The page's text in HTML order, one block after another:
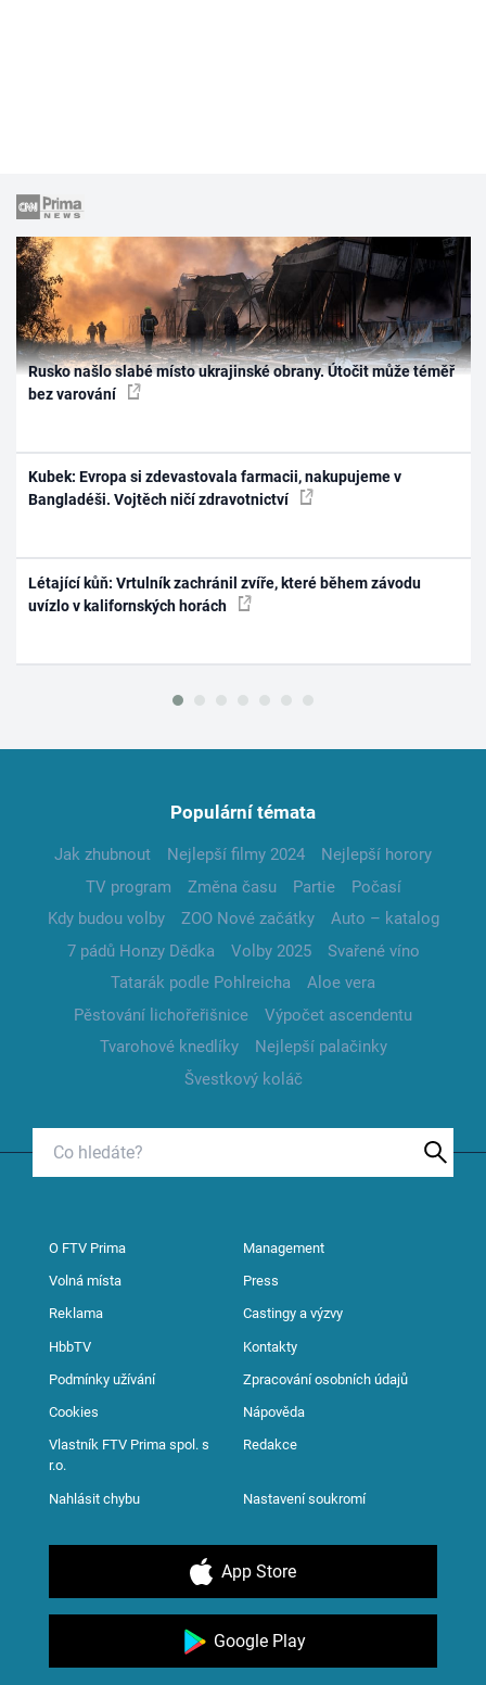
Rusko našlo slabé místo ukrajinské obrany. Útočit může téměř
bez varování
Kubek: Evropa si zdevastovala farmacii, nakupujeme v
Bangladéši. Vojtěch ničí zdravotnictví
Létající kůň: Vrtulník zachránil zvíře, které během závodu
uvízlo v kalifornských horách
Populární témata
Jak zhubnout Nejlepší filmy 2024
Nejlepší horory
TV program
Změna času Partie
Počasí
Kdy budou volby
ZOO Nové začátky
Auto – katalog
7 pádů Honzy Dědka
Volby 2025
Svařené víno
Tatarák podle Pohlreicha
Aloe vera
Pěstování lichořeřišnice
Výpočet ascendentu
Tvarohové knedlíky
Nejlepší palačinky
Švestkový koláč
O FTV Prima Management
Volná místa Press
Reklama Castingy a výzvy
HbbTV Kontakty
Podmínky užívání Zpracování osobních údajů
Cookies Nápověda
Vlastník FTV Prima spol. s
r.o.
Redakce
Nahlásit chybu Nastavení soukromí
App Store
Google Play